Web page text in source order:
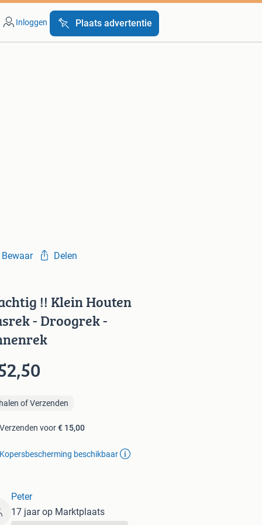
Inloggen Plaats advertentie
Bewaar Delen
!! Klein Houten
- Droogrek -
of Verzenden
Verzenden voor€ 15,00
Kopersbescherming beschikbaar
Peter
17 jaar op Marktplaats